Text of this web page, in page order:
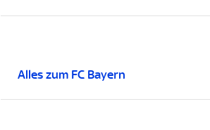
Alles zum FC Bayern